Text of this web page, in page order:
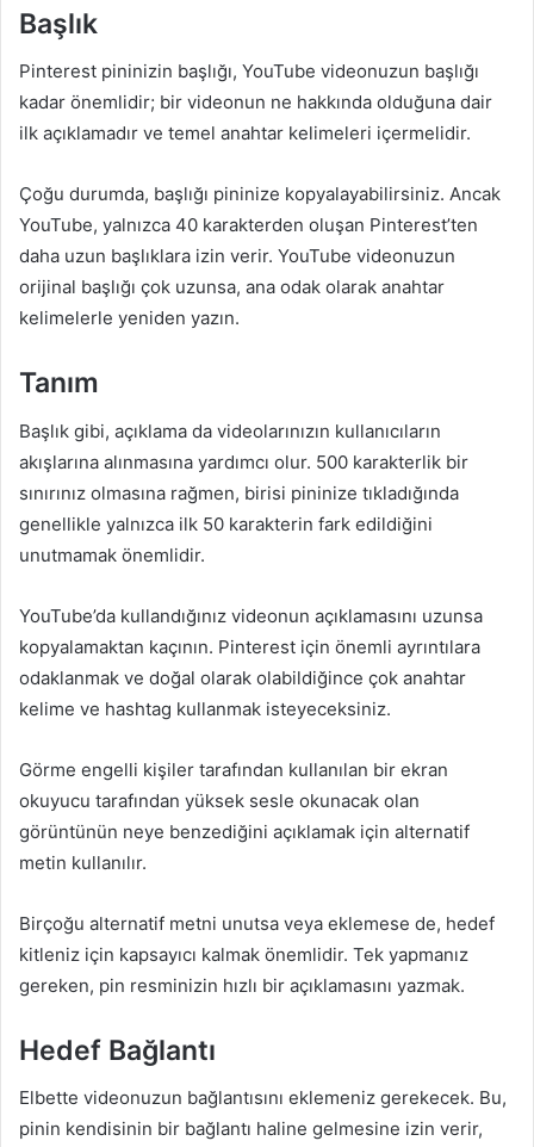
Başlık
Pinterest pininizin başlığı, YouTube videonuzun başlığı
kadar önemlidir; bir videonun ne hakkında olduğuna dair
ilk açıklamadır ve temel anahtar kelimeleri içermelidir.
Çoğu durumda, başlığı pininize kopyalayabilirsiniz. Ancak
YouTube, yalnızca 40 karakterden oluşan Pinterest’ten
daha uzun başlıklara izin verir. YouTube videonuzun
orijinal başlığı çok uzunsa, ana odak olarak anahtar
kelimelerle yeniden yazın.
Tanım
Başlık gibi, açıklama da videolarınızın kullanıcıların
akışlarına alınmasına yardımcı olur. 500 karakterlik bir
sınırınız olmasına rağmen, birisi pininize tıkladığında
genellikle yalnızca ilk 50 karakterin fark edildiğini
unutmamak önemlidir.
YouTube’da kullandığınız videonun açıklamasını uzunsa
kopyalamaktan kaçının. Pinterest için önemli ayrıntılara
odaklanmak ve doğal olarak olabildiğince çok anahtar
kelime ve hashtag kullanmak isteyeceksiniz.
Görme engelli kişiler tarafından kullanılan bir ekran
okuyucu tarafından yüksek sesle okunacak olan
görüntünün neye benzediğini açıklamak için alternatif
metin kullanılır.
Birçoğu alternatif metni unutsa veya eklemese de, hedef
kitleniz için kapsayıcı kalmak önemlidir. Tek yapmanız
gereken, pin resminizin hızlı bir açıklamasını yazmak.
Hedef Bağlantı
Elbette videonuzun bağlantısını eklemeniz gerekecek. Bu,
pinin kendisinin bir bağlantı haline gelmesine izin verir,